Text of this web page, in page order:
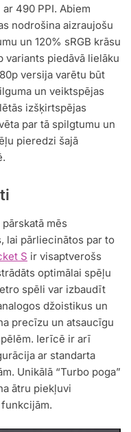
490 PPI. Abiem
nodrošina aizraujošu
un 120% sRGB krāsu
variants piedāvā lielāku
versija varētu būt
un veiktspējas
izšķirtspējas
par tā spilgtumu un
pieredzi šajā
pārskatā mēs
lai pārliecinātos par to
S ir visaptverošs
optimālai spēļu
spēli var izbaudīt
džoistikus un
precīzu un atsaucīgu
Ierīcē ir arī
ar standarta
Unikālā “Turbo poga”
ātru piekļuvi